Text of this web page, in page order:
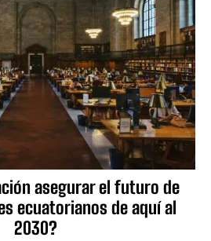
asegurar el futuro de
ecuatorianos de aquí al
2030?